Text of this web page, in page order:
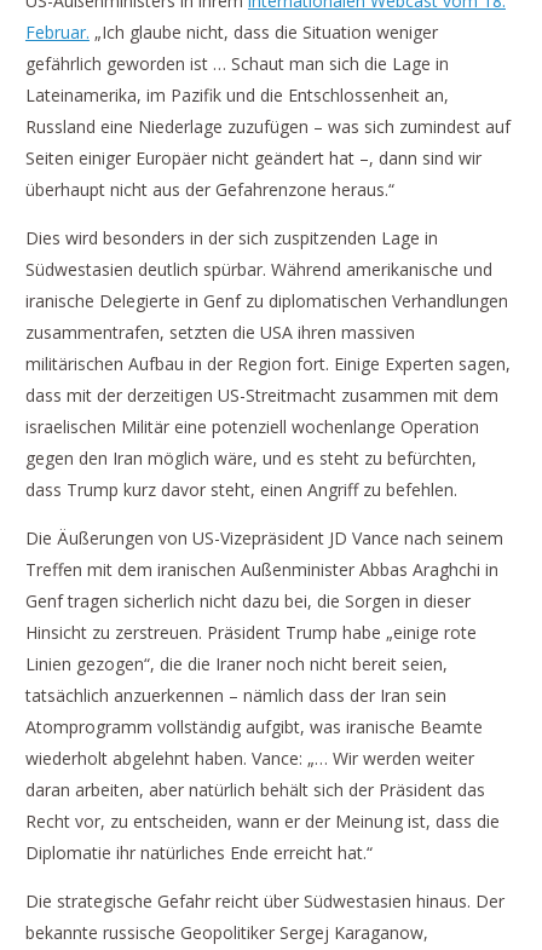
Februar. „Ich glaube nicht, dass die Situation weniger
gefährlich geworden ist … Schaut man sich die Lage in
Lateinamerika, im Pazifik und die Entschlossenheit an,
Russland eine Niederlage zuzufügen – was sich zumindest auf
Seiten einiger Europäer nicht geändert hat –, dann sind wir
überhaupt nicht aus der Gefahrenzone heraus.“
Dies wird besonders in der sich zuspitzenden Lage in
Südwestasien deutlich spürbar. Während amerikanische und
iranische Delegierte in Genf zu diplomatischen Verhandlungen
zusammentrafen, setzten die USA ihren massiven
militärischen Aufbau in der Region fort. Einige Experten sagen,
dass mit der derzeitigen US-Streitmacht zusammen mit dem
israelischen Militär eine potenziell wochenlange Operation
gegen den Iran möglich wäre, und es steht zu befürchten,
dass Trump kurz davor steht, einen Angriff zu befehlen.
Die Äußerungen von US-Vizepräsident JD Vance nach seinem
Treffen mit dem iranischen Außenminister Abbas Araghchi in
Genf tragen sicherlich nicht dazu bei, die Sorgen in dieser
Hinsicht zu zerstreuen. Präsident Trump habe „einige rote
Linien gezogen“, die die Iraner noch nicht bereit seien,
tatsächlich anzuerkennen – nämlich dass der Iran sein
Atomprogramm vollständig aufgibt, was iranische Beamte
wiederholt abgelehnt haben. Vance: „… Wir werden weiter
daran arbeiten, aber natürlich behält sich der Präsident das
Recht vor, zu entscheiden, wann er der Meinung ist, dass die
Diplomatie ihr natürliches Ende erreicht hat.“
Die strategische Gefahr reicht über Südwestasien hinaus. Der
bekannte russische Geopolitiker Sergej Karaganow,